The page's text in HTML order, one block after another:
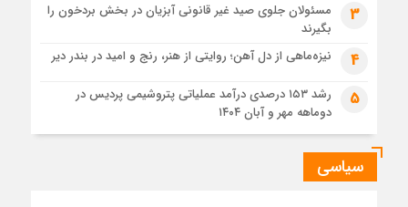
3
مسئولان جلوی صید غیر قانونی آبزیان در بخش بردخون را
بگیرند
4 نیزه‌ماهی از دل آهن؛ روایتی از هنر، رنج و امید در بندر دیر
5
رشد ۱۵۳ درصدی درآمد عملیاتی پتروشیمی پردیس در
دوماهه مهر و آبان ۱۴۰۴
سیاسی